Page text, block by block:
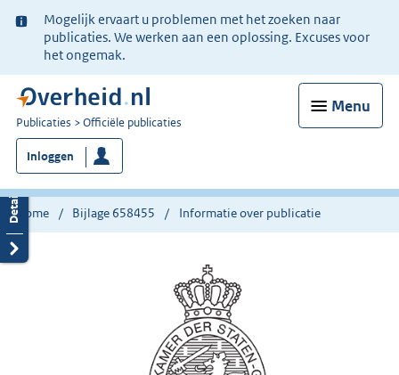
Ter
informatie:
Mogelijk ervaart u problemen met het zoeken naar
publicaties. We werken aan een oplossing. Excuses voor
het ongemak.
Menu
U
bent
nu
hier:
Publicaties Officiële publicaties
Inloggen
Home Bijlage 658455 Informatie over publicatie